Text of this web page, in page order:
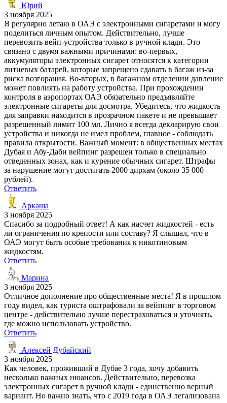
Юрий
3 ноября 2025
Я регулярно летаю в ОАЭ с электронными сигаретами и могу
поделиться личным опытом. Действительно, лучше
перевозить вейп-устройства только в ручной клади. Это
связано с двумя важными причинами: во-первых,
аккумуляторы электронных сигарет относятся к категории
литиевых батарей, которые запрещено сдавать в багаж из-за
риска возгорания. Во-вторых, в багажном отделении давление
может повлиять на работу устройства. При прохождении
контроля в аэропортах ОАЭ обязательно предъявляйте
электронные сигареты для досмотра. Убедитесь, что жидкость
для заправки находится в прозрачном пакете и не превышает
разрешенный лимит 100 мл. Лично я всегда декларирую свои
устройства и никогда не имел проблем, главное - соблюдать
правила открытости. Важный момент: в общественных местах
Дубая и Абу-Даби вейпинг разрешен только в специально
отведенных зонах, как и курение обычных сигарет. Штрафы
за нарушение могут достигать 2000 дирхам (около 35 000
рублей).
Ответить
Аркаша
3 ноября 2025
Спасибо за подробный ответ! А как насчет жидкостей - есть
ли ограничения по крепости или составу? Я слышал, что в
ОАЭ могут быть особые требования к никотиновым
жидкостям.
Ответить
Марина
3 ноября 2025
Отличное дополнение про общественные места! Я в прошлом
году видел, как туриста оштрафовали за вейпинг в торговом
центре - действительно лучше перестраховаться и уточнять,
где можно использовать устройство.
Ответить
Алексей Дубайский
3 ноября 2025
Как человек, проживший в Дубае 3 года, хочу добавить
несколько важных нюансов. Действительно, перевозка
электронных сигарет в ручной клади - единственно верный
вариант. Но важно знать, что с 2019 года в ОАЭ легализована